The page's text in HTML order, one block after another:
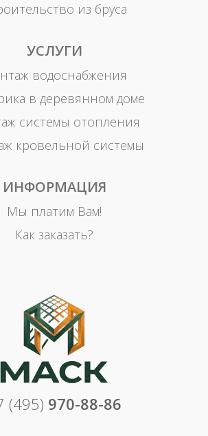
из бруса
УСЛУГИ
водоснабжения
в деревянном доме
системы отопления
кровельной системы
ИНФОРМАЦИЯ
Мы платим Вам!
Как заказать?
(495) 970-88-86